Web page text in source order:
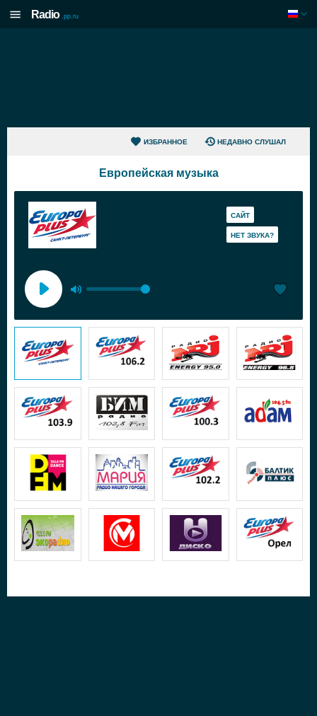
Radio .pp.ru
ИЗБРАННОЕ НЕДАВНО СЛУШАЛ
Европейская музыка
САЙТ
HЕТ ЗВУКА?